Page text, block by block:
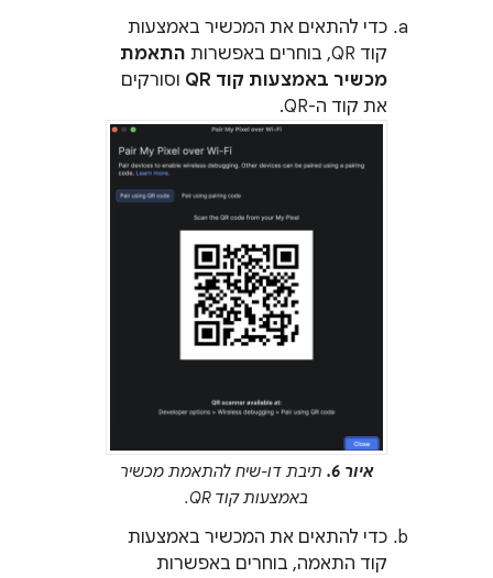
כדי להתאים את המכשיר באמצעות
קוד QR, בוחרים באפשרות
התאמת
מכשיר באמצעות קוד QR
וסורקים
את קוד ה-QR.
איור 6.
תיבת דו-שיח להתאמת מכשיר
באמצעות קוד QR.
כדי להתאים את המכשיר באמצעות
קוד התאמה, בוחרים באפשרות